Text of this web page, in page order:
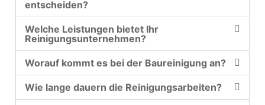
entscheiden?
Welche Leistungen bietet Ihr
Reinigungsunternehmen?
Worauf kommt es bei der Baureinigung an?
Wie lange dauern die Reinigungsarbeiten?